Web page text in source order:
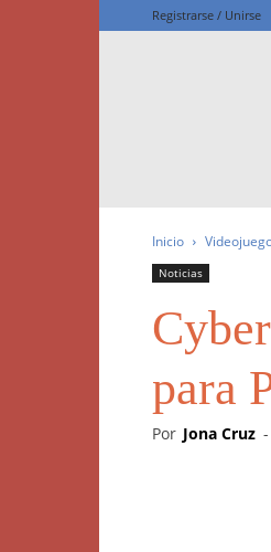
Registrarse / Unirse
Inicio
Noticias
para
Por Jona Cruz -